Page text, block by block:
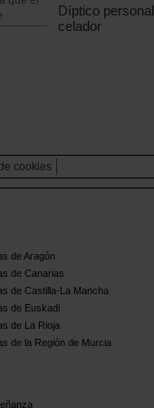
Díptico personal
celador
cookies
de Aragón
de Canarias
de Castilla-La Mancha
de Euskadi
de La Rioja
de la Región de Murcia